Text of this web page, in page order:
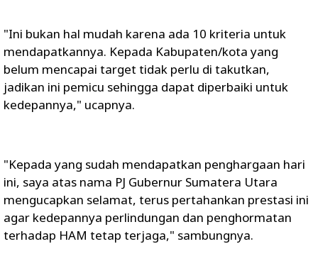
"Ini bukan hal mudah karena ada 10 kriteria untuk
mendapatkannya. Kepada Kabupaten/kota yang
belum mencapai target tidak perlu di takutkan,
jadikan ini pemicu sehingga dapat diperbaiki untuk
kedepannya," ucapnya.
"Kepada yang sudah mendapatkan penghargaan hari
ini, saya atas nama PJ Gubernur Sumatera Utara
mengucapkan selamat, terus pertahankan prestasi ini
agar kedepannya perlindungan dan penghormatan
terhadap HAM tetap terjaga," sambungnya.